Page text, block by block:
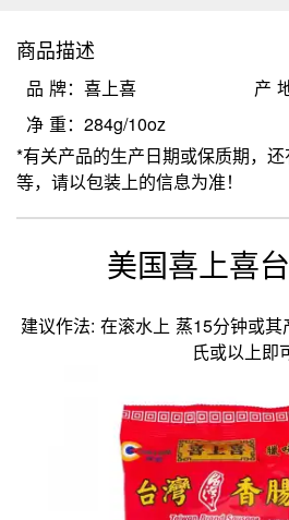
商品描述
品 牌：喜上喜
产
净 重：284g/10oz
*有关产品的生产日期或保质期，
等，请以包装上的信息为准！
美国喜上喜
建议作法: 在滚水上 蒸15分钟或
氏或以上即